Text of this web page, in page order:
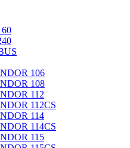
106
108
112
112CS
114
114CS
115